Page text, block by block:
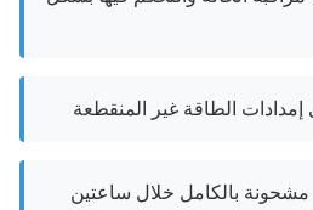
إمدادات الطاقة غير المنقطعة
مشحونة بالكامل خلال ساعتين